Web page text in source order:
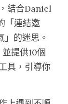
結合Daniel
「連結邀
的迷思。
提供10個
具，引導你